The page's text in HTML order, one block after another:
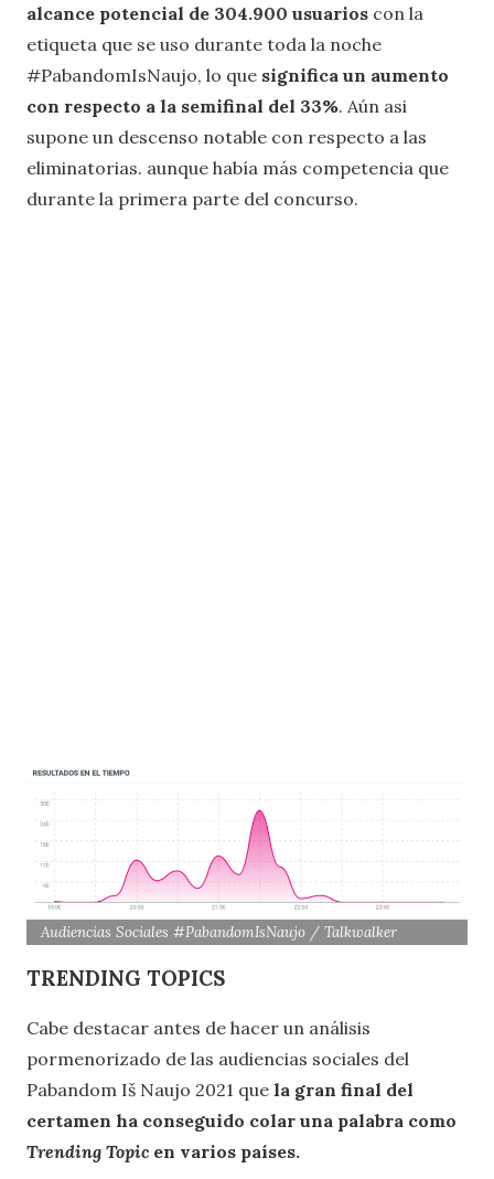
alcance potencial de 304.900 usuarios con la
etiqueta que se uso durante toda la noche
#PabandomIsNaujo, lo que significa un aumento
con respecto a la semifinal del 33%. Aún asi
supone un descenso notable con respecto a las
eliminatorias. aunque había más competencia que
durante la primera parte del concurso.
Audiencias Sociales #PabandomIsNaujo / Talkwalker
TRENDING TOPICS
Cabe destacar antes de hacer un análisis
pormenorizado de las audiencias sociales del
Pabandom Iš Naujo 2021 que la gran final del
certamen ha conseguido colar una palabra como
Trending Topic en varios países.